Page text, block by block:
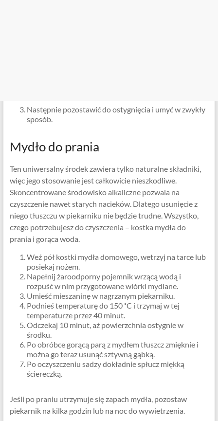
Następnie pozostawić do ostygnięcia i umyć w zwykły
sposób.
Mydło do prania
Ten uniwersalny środek zawiera tylko naturalne składniki,
więc jego stosowanie jest całkowicie nieszkodliwe.
Skoncentrowane środowisko alkaliczne pozwala na
czyszczenie nawet starych nacieków. Dlatego usunięcie z
niego tłuszczu w piekarniku nie będzie trudne. Wszystko,
czego potrzebujesz do czyszczenia – kostka mydła do
prania i gorąca woda.
Weź pół kostki mydła domowego, wetrzyj na tarce lub
posiekaj nożem.
Napełnij żaroodporny pojemnik wrzącą wodą i
rozpuść w nim przygotowane wiórki mydlane.
Umieść mieszaninę w nagrzanym piekarniku.
Podnieś temperaturę do 150 ˚C i trzymaj w tej
temperaturze przez 40 minut.
Odczekaj 10 minut, aż powierzchnia ostygnie w
środku.
Po obróbce gorącą parą z mydłem tłuszcz zmięknie i
można go teraz usunąć sztywną gąbką.
Po oczyszczeniu sadzy dokładnie spłucz miękką
ściereczką.
Jeśli po praniu utrzymuje się zapach mydła, pozostaw
piekarnik na kilka godzin lub na noc do wywietrzenia.